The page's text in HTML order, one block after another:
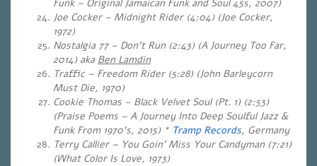
Funk – Original Jamaican Funk and Soul 45s, 2007)
Joe Cocker – Midnight Rider (4:04) (Joe Cocker,
1972)
Nostalgia 77 – Don’t Run (2:43) (A Journey Too Far,
2014) aka Ben Lamdin
Traffic – Freedom Rider (5:28) (John Barleycorn
Must Die, 1970)
Cookie Thomas – Black Velvet Soul (Pt. 1) (2:53)
(Praise Poems – A Journey Into Deep Soulful Jazz &
Funk From 1970’s, 2015) * Tramp Records, Germany
Terry Callier – You Goin’ Miss Your Candyman (7:21)
(What Color Is Love, 1973)